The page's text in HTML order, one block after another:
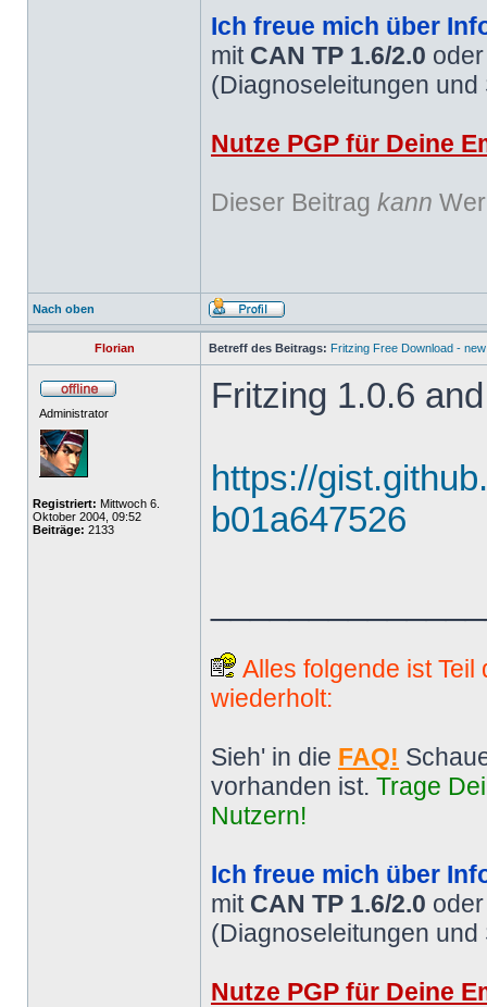
Ich freue mich über
mit CAN TP 1.6/2.0
(Diagnoseleitungen
Nutze PGP für Deine
Dieser Beitrag kann
Nach oben
Florian Betreff des Beitrags: Fritzing Free Download -
Administrator
Registriert: Mittwoch 6.
Oktober 2004, 09:52
Beiträge: 2133
Fritzing 1.0.6
https://
b01a647526
Alles folgende ist
wiederholt:
Sieh' in die FAQ!
vorhanden ist. Trage
Nutzern!
Ich freue mich über
mit CAN TP 1.6/2.0
(Diagnoseleitungen
Nutze PGP für Deine